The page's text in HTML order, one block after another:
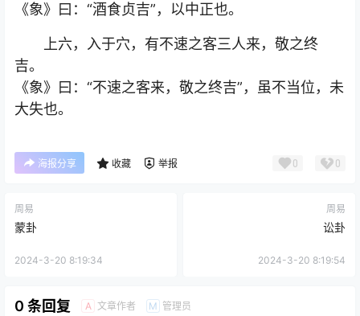
《象》曰：“酒食贞吉”，以中正也。
上六，入于穴，有不速之客三人来，敬之终
吉。
《象》曰：“不速之客来，敬之终吉”，虽不当位，未
大失也。
海报分享 收藏 举报 0 0
周易
蒙卦
2024-3-20 8:19:34
周易
讼卦
2024-3-20 8:19:54
0 条回复 A 文章作者 M 管理员